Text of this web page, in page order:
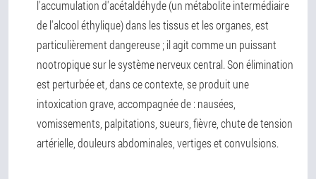
l'accumulation d'acétaldéhyde (un métabolite intermédiaire
de l'alcool éthylique) dans les tissus et les organes, est
particulièrement dangereuse ; il agit comme un puissant
nootropique sur le système nerveux central. Son élimination
est perturbée et, dans ce contexte, se produit une
intoxication grave, accompagnée de : nausées,
vomissements, palpitations, sueurs, fièvre, chute de tension
artérielle, douleurs abdominales, vertiges et convulsions.